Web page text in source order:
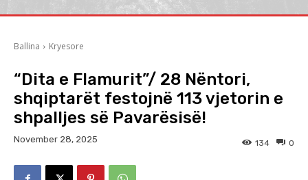
Ballina Kryesore
“Dita e Flamurit”/ 28 Nëntori,
shqiptarët festojnë 113 vjetorin e
shpalljes së Pavarësisë!
November 28, 2025 0
134